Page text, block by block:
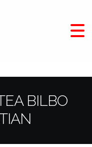
BILBO